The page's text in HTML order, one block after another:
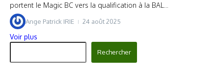
portent le Magic BC vers la qualification à la BAL...
Ange Patrick IRIE 24 août 2025
Voir plus
Rechercher